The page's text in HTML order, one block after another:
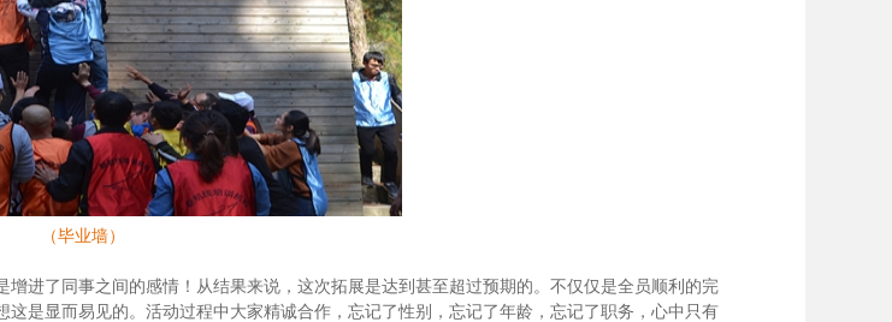
（毕业墙）
进了同事之间的感情！从结果来说，这次拓展是达到甚至超过预期的。不仅仅是全员顺利的完
是显而易见的。活动过程中大家精诚合作，忘记了性别，忘记了年龄，忘记了职务，心中只有